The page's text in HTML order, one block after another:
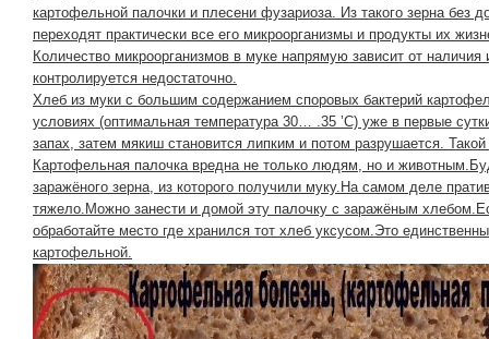
картофельной палочки и плесени фузариоза. Из такого зерна без
переходят практически все его микроорганизмы и продукты их
Количество микроорганизмов в муке напрямую зависит от наличия
контролируется недостаточно.
Хлеб из муки с большим содержанием споровых бактерий
условиях (оптимальная температура 30… .35 ’С) уже в первые
запах, затем мякиш становится липким и потом разрушается.
Картофельная палочка вредна не только людям, но и
заражёного зерна, из которого получили муку.На самом деле
тяжело.Можно занести и домой эту палочку с заражёным
обработайте место где хранился тот хлеб уксусом.Это
картофельной.